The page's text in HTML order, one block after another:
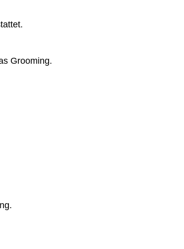
Grooming.